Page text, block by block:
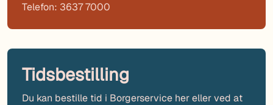
Telefon: 3637 7000
Tidsbestilling
Du kan bestille tid i Borgerservice her eller ved at